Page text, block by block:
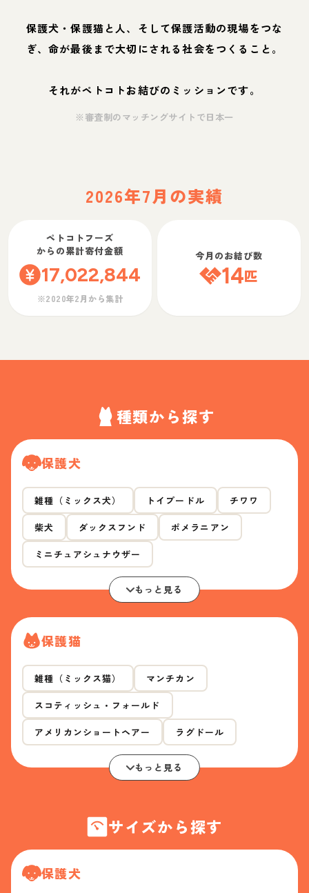
保護犬・保護猫と人、そして保護活動の現場をつな
ぎ、命が最後まで大切にされる社会をつくること。
それがペトコトお結びのミッションです。
※審査制のマッチングサイトで日本一
2026年7月の実績
ペトコトフーズ
からの累計寄付金額
17,022,844
※2020年2月から集計
今月のお結び数
14匹
種類から探す
保護犬
雑種（ミックス犬） トイプードル チワワ
柴犬 ダックスフンド ポメラニアン
ミニチュアシュナウザー
もっと見る
保護猫
雑種（ミックス猫） マンチカン
スコティッシュ・フォールド
アメリカンショートヘアー ラグドール
もっと見る
サイズから探す
保護犬